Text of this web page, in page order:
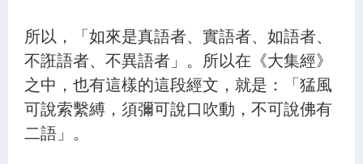
所以，「如來是真語者、實語者、如語者、
不誑語者、不異語者」。所以在《大集經》
之中，也有這樣的這段經文，就是：「猛風
可說索繫縛，須彌可說口吹動，不可說佛有
二語」。